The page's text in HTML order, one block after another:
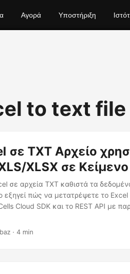
Αγορά Υποστήριξη
to text file
σε TXT Αρχείο
XLSX σε Κείμενο
σε αρχεία TXT καθιστά τα
εξηγεί πώς να μετατρέψετε το
Cloud SDK και το REST API με
· 4 min